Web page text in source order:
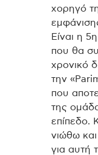
χορηγό
Είναι η
που θα
χρονικό
την
που
της
επίπεδο.
νιώθω
για αυτή